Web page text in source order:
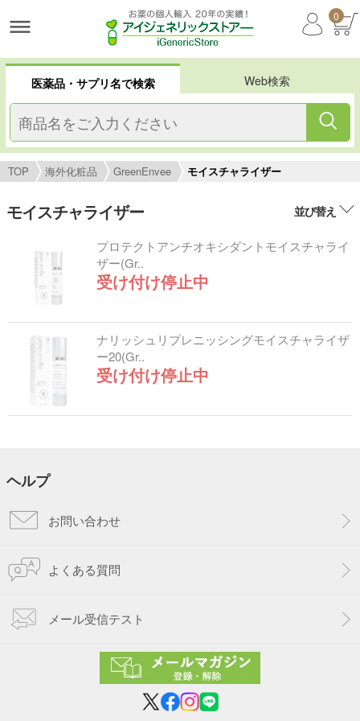
0
医薬品・サプリ名で検索 Web検索
TOP 海外化粧品 GreenEnvee モイスチャライザー
モイスチャライザー 並び替え
プロテクトアンチオキシダントモイスチャライ
ザー(Gr..
受け付け停止中
ナリッシュリプレニッシングモイスチャライザ
ー20(Gr..
受け付け停止中
ヘルプ
お問い合わせ
よくある質問
メール受信テスト